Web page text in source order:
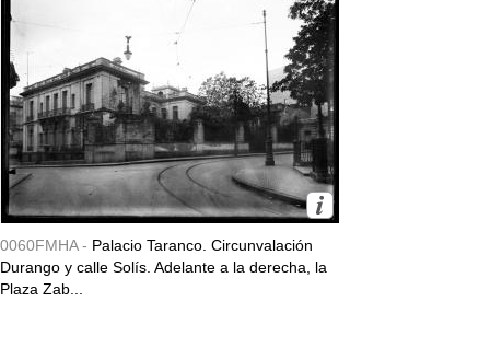
0060FMHA - Palacio Taranco. Circunvalación
Durango y calle Solís. Adelante a la derecha, la
Plaza Zab...